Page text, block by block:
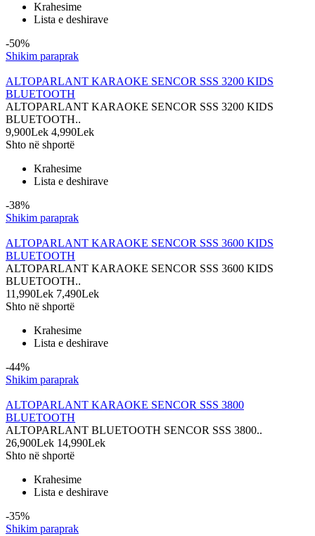
Krahesime
Lista e deshirave
-50%
Shikim paraprak
ALTOPARLANT KARAOKE SENCOR SSS 3200 KIDS
BLUETOOTH
ALTOPARLANT KARAOKE SENCOR SSS 3200 KIDS
BLUETOOTH..
9,900Lek 4,990Lek
Shto në shportë
Krahesime
Lista e deshirave
-38%
Shikim paraprak
ALTOPARLANT KARAOKE SENCOR SSS 3600 KIDS
BLUETOOTH
ALTOPARLANT KARAOKE SENCOR SSS 3600 KIDS
BLUETOOTH..
11,990Lek 7,490Lek
Shto në shportë
Krahesime
Lista e deshirave
-44%
Shikim paraprak
ALTOPARLANT KARAOKE SENCOR SSS 3800
BLUETOOTH
ALTOPARLANT BLUETOOTH SENCOR SSS 3800..
26,900Lek 14,990Lek
Shto në shportë
Krahesime
Lista e deshirave
-35%
Shikim paraprak